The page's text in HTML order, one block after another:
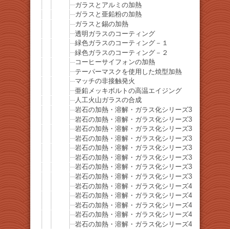
ガラスとアルミの加熱
ガラスと亜鉛粉の加熱
ガラスと錫の加熱
透明ガラスのコーティング
緑色ガラスのコーティング－１
緑色ガラスのコーティング－２
コーヒーサイフォンの加熱
テーパーマスクを使用した焼型加熱
マッチの非接触発火
亜鉛メッキボルトの高温エイジング
人工火山ガラスの合成
岩石の加熱・溶解・ガラス化シリーズ32 硬石膏
岩石の加熱・溶解・ガラス化シリーズ33 黒雲母
岩石の加熱・溶解・ガラス化シリーズ34-重晶石
岩石の加熱・溶解・ガラス化シリーズ35-方解石
岩石の加熱・溶解・ガラス化シリーズ36-菫青石
岩石の加熱・溶解・ガラス化シリーズ37-苦灰石
岩石の加熱・溶解・ガラス化シリーズ38-針鉄鉱
岩石の加熱・溶解・ガラス化シリーズ39-角閃石
岩石の加熱・溶解・ガラス化シリーズ40-菱苦土石
岩石の加熱・溶解・ガラス化シリーズ41-磁硫鉄鉱
岩石の加熱・溶解・ガラス化シリーズ42-菱マンガ
岩石の加熱・溶解・ガラス化シリーズ43-鉄電気石
岩石の加熱・溶解・ガラス化シリーズ44-菱鉄鉱